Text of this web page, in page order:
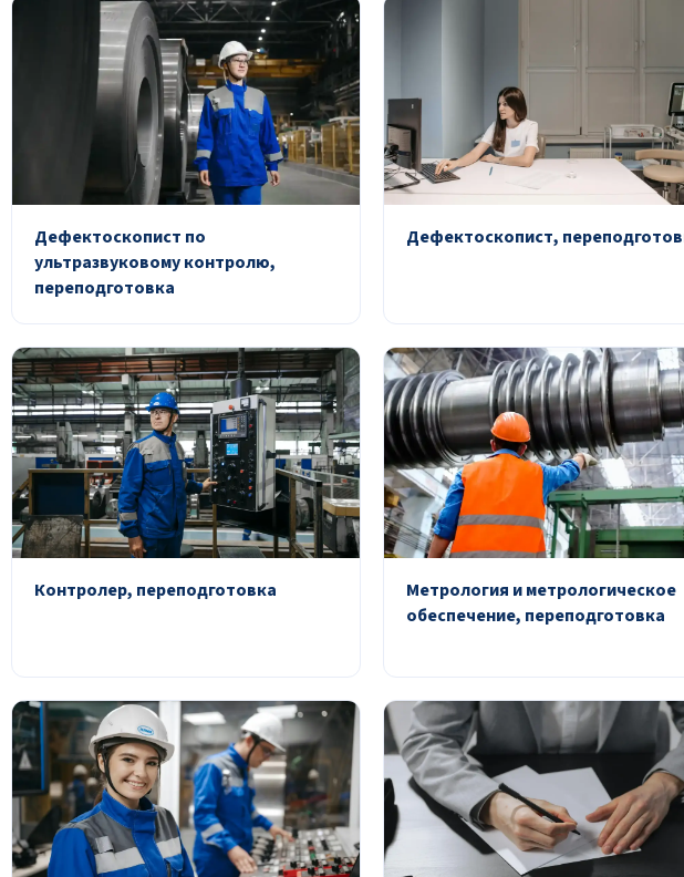
Дефектоскопист по
ультразвуковому контролю,
переподготовка
Дефектоскопист,
Контролер, переподготовка
Метрология и метрологическое
обеспечение, переподготовка